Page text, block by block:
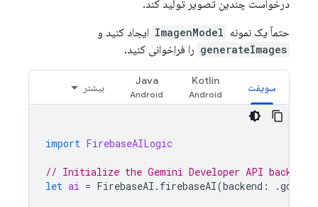
درخواست چندین تصویر تولید کند.
حتماً یک نمونه ImagenModel ایجاد کنید و
generateImages را فراخوانی کنید.
سویفت
Kotlin
Java
بیشتر
import FirebaseAILogic
// Initialize the Gemini Developer API backend
let ai = FirebaseAI . firebaseAI(backend : .